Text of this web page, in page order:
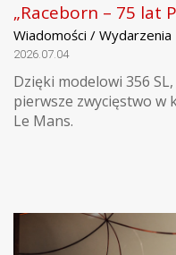
„Raceborn – 75 lat
Wiadomości / Wydarzenia
2026.07.04
Dzięki modelowi 356
pierwsze zwycięstwo w
Le Mans.